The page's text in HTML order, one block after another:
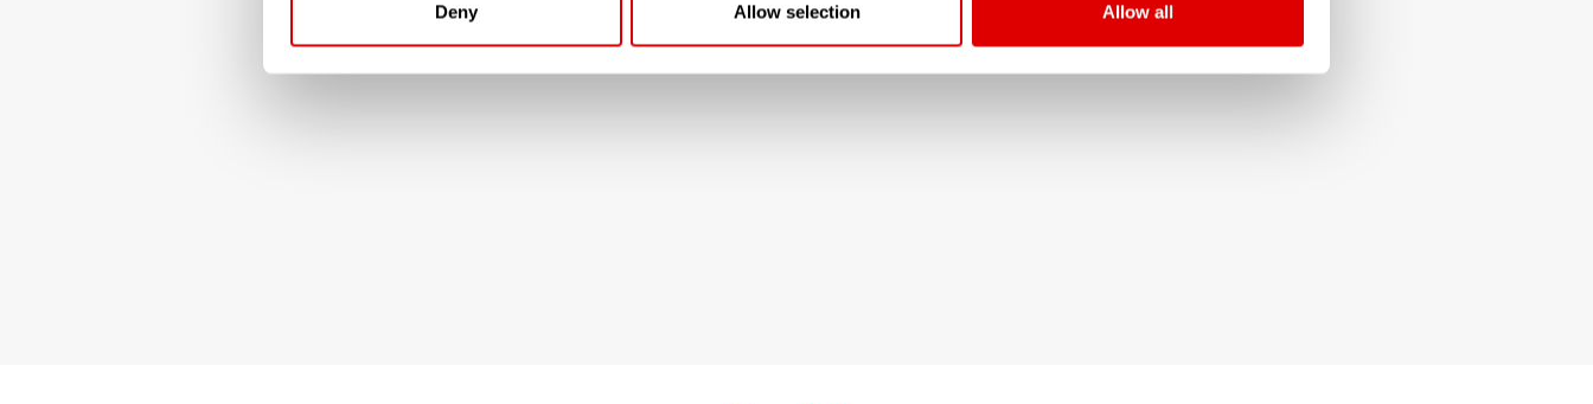
Deny Allow selection Allow all
RÉSIDENCE SÉNIOR QUI ME
CORRESPONDE !